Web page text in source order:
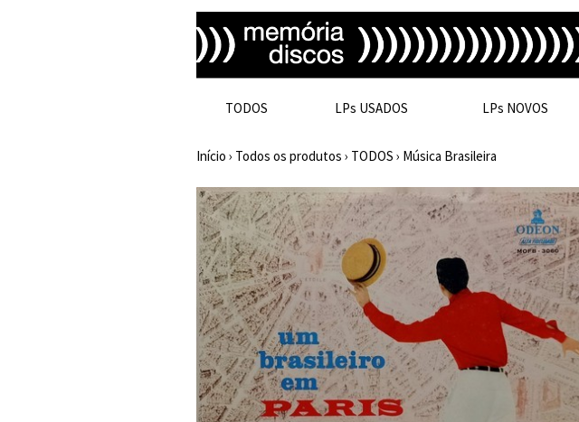
TODOS LPs USADOS LPs NOVOS
Início › Todos os produtos › TODOS › Música Brasileira